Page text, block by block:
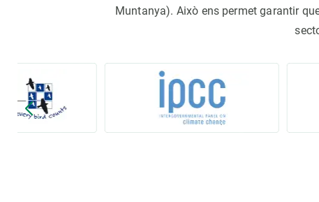
Muntanya). Això ens permet garantir